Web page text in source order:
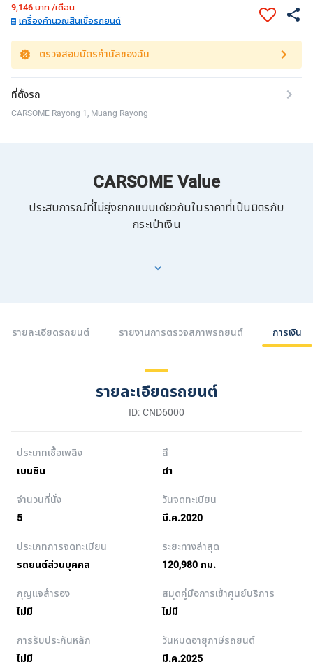
9,146บาท /เดือน
เครื่องคำนวณสินเชื่อรถยนต์
ตรวจสอบบัตรกำนัลของฉัน
ที่ตั้งรถ
CARSOME Rayong 1, Muang Rayong
CARSOME Value
ประสบการณ์ที่ไม่ยุ่งยากแบบเดียวกันในราคาที่เป็นมิตรกับ
กระเป๋าเงิน
รายละเอียดรถยนต์ รายงานการตรวจสภาพรถยนต์ การเงิน
รายละเอียดรถยนต์
ID: CND6000
ประเภทเชื้อเพลิง
เบนซิน
สี
ดำ
จำนวนที่นั่ง
5
วันจดทะเบียน
มี.ค.2020
ประเภทการจดทะเบียน
รถยนต์ส่วนบุคคล
ระยะทางล่าสุด
120,980 กม.
กุญแจสำรอง
ไม่มี
สมุดคู่มือการเข้าศูนย์บริการ
ไม่มี
การรับประกันหลัก
ไม่มี
วันหมดอายุภาษีรถยนต์
มี.ค.2025